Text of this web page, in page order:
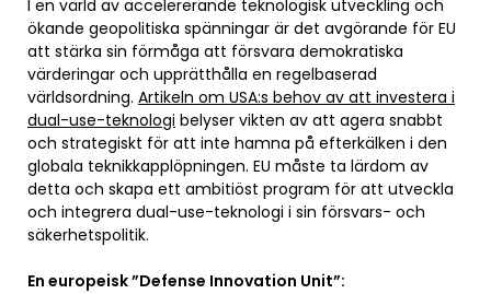
I en värld av accelererande teknologisk utveckling och
ökande geopolitiska spänningar är det avgörande för EU
att stärka sin förmåga att försvara demokratiska
värderingar och upprätthålla en regelbaserad
världsordning. Artikeln om USA:s behov av att investera i
dual-use-teknologi belyser vikten av att agera snabbt
och strategiskt för att inte hamna på efterkälken i den
globala teknikkapplöpningen. EU måste ta lärdom av
detta och skapa ett ambitiöst program för att utveckla
och integrera dual-use-teknologi i sin försvars- och
säkerhetspolitik.
En europeisk ”Defense Innovation Unit”: